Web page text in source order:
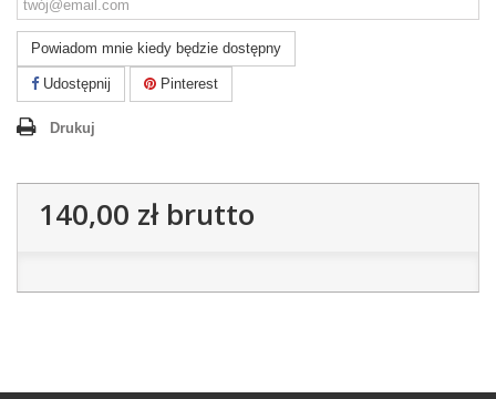
Powiadom mnie kiedy będzie dostępny
Udostępnij Pinterest
Drukuj
140,00 złbrutto